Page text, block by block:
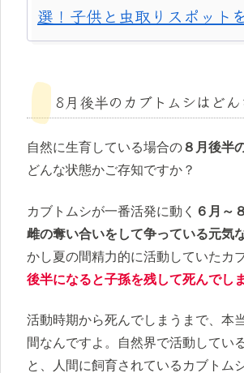
選！子供と虫取りスポット
8月後半のカブトムシはどん
自然に生育している場合の８月後半
どんな状態かご存知ですか？
カブトムシが一番活発に動く ６月～
雌の奪い合いをして争っている元気
かし夏の間精力的に活動していたカ
後半になると子孫を残して死んでし
活動時期から死んでしまうまで、本
間なんですよ。自然界で活動してい
と、人間に飼育されているカブトム